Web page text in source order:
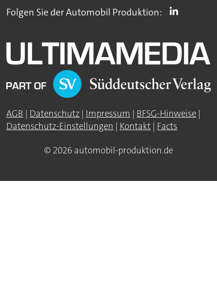
Folgen Sie der Automobil Produktion:
AGB | Datenschutz | Impressum | BFSG-Hinweise |
Datenschutz-Einstellungen | Kontakt | Facts
© 2026 automobil-produktion.de